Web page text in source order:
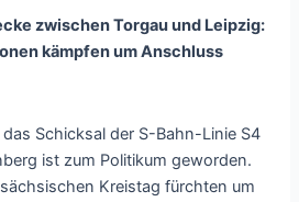
zwischen Torgau und Leipzig:
kämpfen um Anschluss
Schicksal der S-Bahn-Linie S4
ist zum Politikum geworden.
Kreistag fürchten um